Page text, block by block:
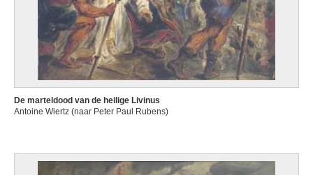
De marteldood van de heilige Livinus
Antoine Wiertz (naar Peter Paul Rubens)